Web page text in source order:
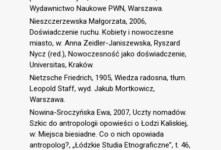
Wydawnictwo Naukowe PWN, Warszawa.
Nieszczerzewska Małgorzata, 2006,
Doświadczenie ruchu. Kobiety i nowoczesne
miasto, w: Anna Zeidler-Janiszewska, Ryszard
Nycz (red.), Nowoczesność jako doświadczenie,
Universitas, Kraków.
Nietzsche Friedrich, 1905, Wiedza radosna, tłum.
Leopold Staff, wyd. Jakub Mortkowicz,
Warszawa.
Nowina-Sroczyńska Ewa, 2007, Uczty nomadów.
Szkic do antropologii opowieści o Łodzi Kaliskiej,
w: Miejsca biesiadne. Co o nich opowiada
antropolog?, „Łódzkie Studia Etnograficzne”, t. 46,